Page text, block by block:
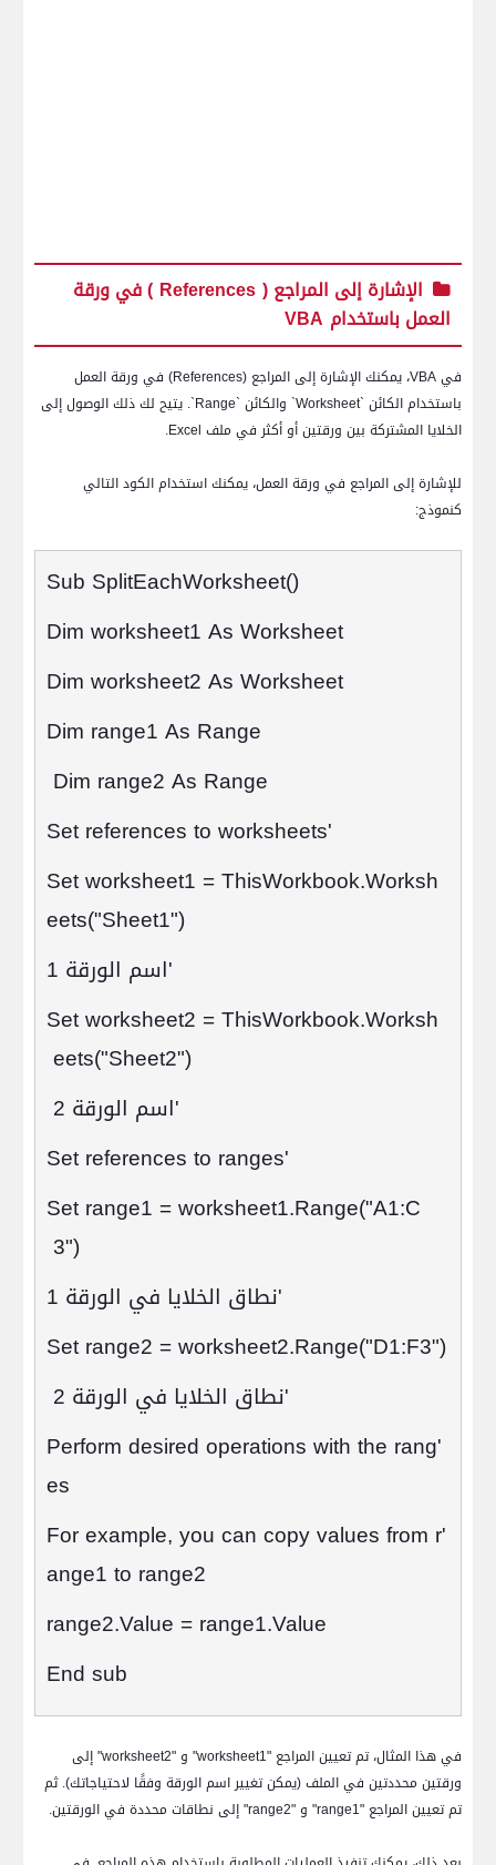
الإشارة إلى المراجع (References ) في ورقة
العمل باستخدام VBA
فيVBA، يمكنك الإشارة إلى المراجع (References) في ورقة العمل
باستخدام الكائن `Worksheet` والكائن `Range`. يتيح لك ذلك الوصول إلى
الخلايا المشتركة بين ورقتين أو أكثر في ملف Excel
.
للإشارة إلى المراجع في ورقة العمل، يمكنك استخدام الكود التالي
كنموذج:
()
Sub SplitEachWorksheet
Dim worksheet1 As Worksheet
Dim worksheet2 As Worksheet
Dim range1 As Range
Dim range2 As Range
'Set references to worksheets
Set worksheet1 = ThisWorkbook.Worksh
eets("Sheet1")
'اسم الورقة 1
Set worksheet2 = ThisWorkbook.Worksh
eets("Sheet2")
'اسم الورقة 2
'Set references to ranges
Set range1 = worksheet1.Range("A1:C
3")
'نطاق الخلايا في الورقة 1
Set range2 = worksheet2.Range("D1:F3")
'نطاق الخلايا في الورقة 2
'Perform desired operations with the rang
es
'For example, you can copy values from r
ange1 to range2
range2.Value = range1.Value
End sub
في هذا المثال، تم تعيين المراجع "worksheet1" و "worksheet2" إلى
ورقتين محددتين في الملف (يمكن تغيير اسم الورقة وفقًا لاحتياجاتك). ثم
تم تعيين المراجع "range1" و "range2" إلى نطاقات محددة في الورقتين.